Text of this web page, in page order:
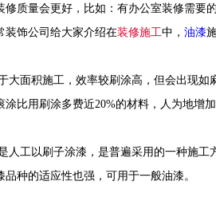
修质量会更好，比如：有办公室装修需要
装饰公司给大家介绍在装修施工中， 油漆
大面积施工，效率较刷涂高，但会出现
涂比用刷涂多费近20%的材料，人为地增
人工以刷子涂漆，是普遍采用的一种施
品种的适应性也强，可用于一般油漆。